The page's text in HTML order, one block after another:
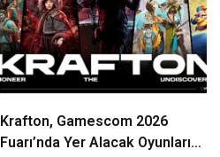
Krafton, Gamescom 2026
Fuarı’nda Yer Alacak Oyunlarına